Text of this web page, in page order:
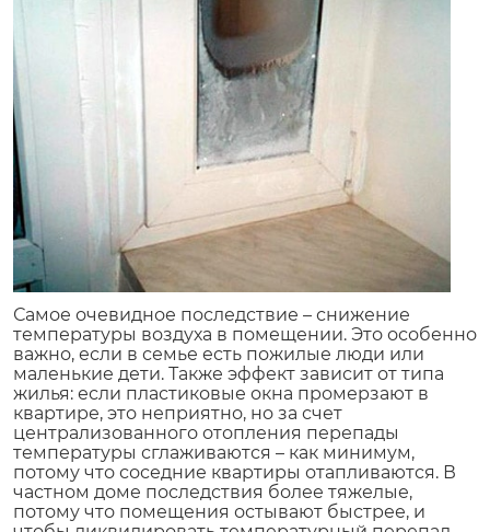
Самое очевидное последствие – снижение
температуры воздуха в помещении. Это особенно
важно, если в семье есть пожилые люди или
маленькие дети. Также эффект зависит от типа
жилья: если пластиковые окна промерзают в
квартире, это неприятно, но за счет
централизованного отопления перепады
температуры сглаживаются – как минимум,
потому что соседние квартиры отапливаются. В
частном доме последствия более тяжелые,
потому что помещения остывают быстрее, и